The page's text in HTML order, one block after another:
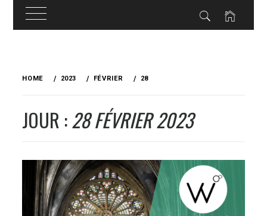
HOME 2023 FÉVRIER 28
JOUR :28 FÉVRIER 2023